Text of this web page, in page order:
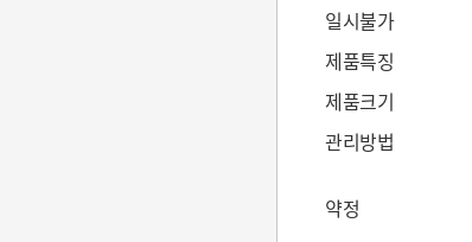
일시불가
제품특징
제품크기
관리방법
약정